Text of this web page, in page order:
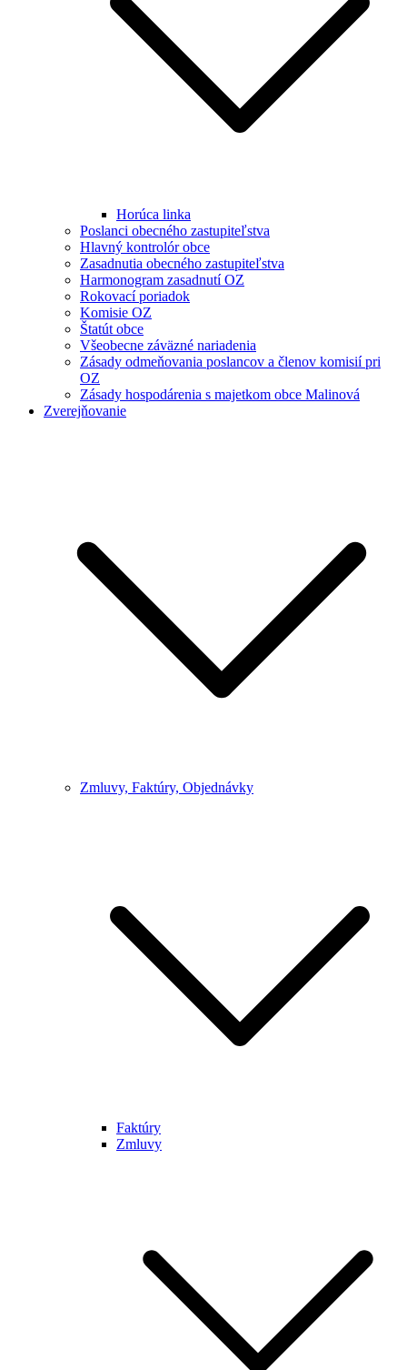
Horúca linka
Poslanci obecného zastupiteľstva
Hlavný kontrolór obce
Zasadnutia obecného zastupiteľstva
Harmonogram zasadnutí OZ
Rokovací poriadok
Komisie OZ
Štatút obce
Všeobecne záväzné nariadenia
Zásady odmeňovania poslancov a členov komisií pri
OZ
Zásady hospodárenia s majetkom obce Malinová
Zverejňovanie
Zmluvy, Faktúry, Objednávky
Faktúry
Zmluvy